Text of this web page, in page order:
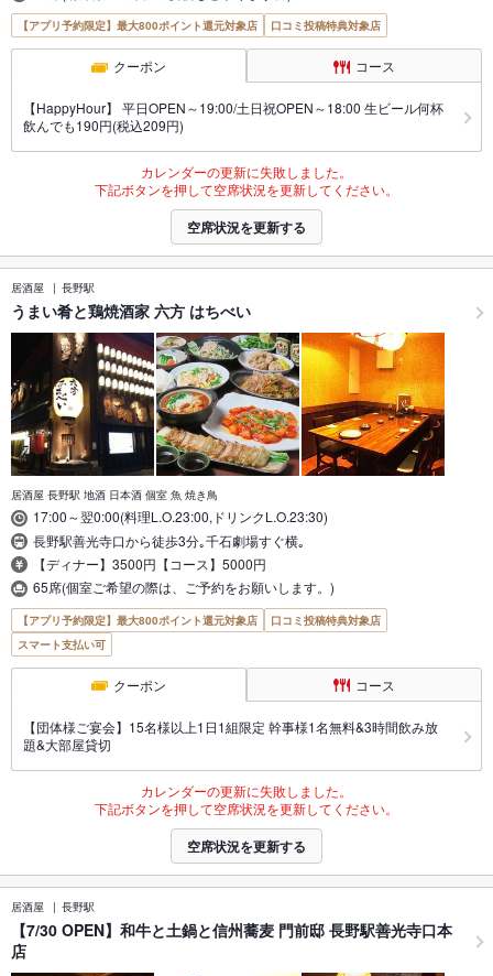
【アプリ予約限定】最大800ポイント還元対象店 口コミ投稿特典対象店
クーポン コース
【HappyHour】 平日OPEN～19:00/土日祝OPEN～18:00 生ビール何杯
飲んでも190円(税込209円)
カレンダーの更新に失敗しました。
下記ボタンを押して空席状況を更新してください。
空席状況を更新する
居酒屋 長野駅
うまい肴と鶏焼酒家 六方 はちべい
居酒屋 長野駅 地酒 日本酒 個室 魚 焼き鳥
17:00～翌0:00(料理L.O.23:00,ドリンクL.O.23:30)
長野駅善光寺口から徒歩3分｡千石劇場すぐ横｡
【ディナー】3500円【コース】5000円
65席(個室ご希望の際は、ご予約をお願いします。)
【アプリ予約限定】最大800ポイント還元対象店
口コミ投稿特典対象店
スマート支払い可
クーポン コース
【団体様ご宴会】15名様以上1日1組限定 幹事様1名無料&3時間飲み放
題&大部屋貸切
カレンダーの更新に失敗しました。
下記ボタンを押して空席状況を更新してください。
空席状況を更新する
居酒屋 長野駅
【7/30 OPEN】和牛と土鍋と信州蕎麦 門前邸 長野駅善光寺口本
店